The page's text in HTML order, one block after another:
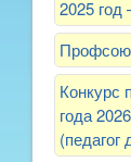
2025
Конкурс
года
(педагог